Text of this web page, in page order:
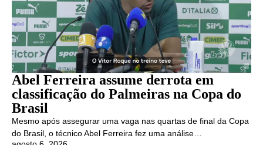
Abel Ferreira assume derrota em
classificação do Palmeiras na Copa do
Brasil
Mesmo após assegurar uma vaga nas quartas de final da Copa
do Brasil, o técnico Abel Ferreira fez uma análise…